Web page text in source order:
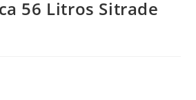
56 Litros Sitrade